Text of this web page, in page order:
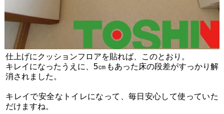
仕上げにクッションフロアを貼れば、このとおり。
キレイになったうえに、5㎝もあった床の段差がすっかり解
消されました。
キレイで安全なトイレになって、毎日安心して使っていた
だけますね。